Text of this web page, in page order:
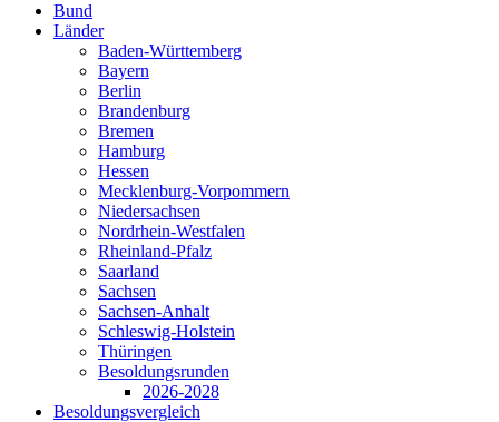
Bund
Länder
Baden-Württemberg
Bayern
Berlin
Brandenburg
Bremen
Hamburg
Hessen
Mecklenburg-Vorpommern
Niedersachsen
Nordrhein-Westfalen
Rheinland-Pfalz
Saarland
Sachsen
Sachsen-Anhalt
Schleswig-Holstein
Thüringen
Besoldungsrunden
2026-2028
Besoldungsvergleich